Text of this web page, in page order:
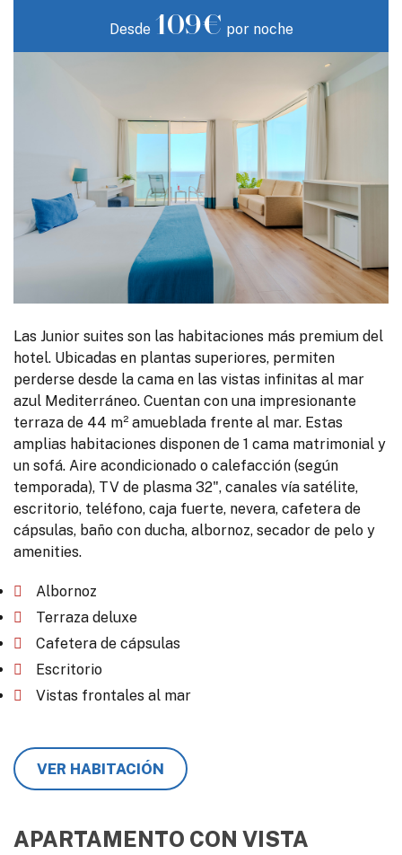
Desde 109€ por noche
Las Junior suites son las habitaciones más premium del
hotel. Ubicadas en plantas superiores, permiten
perderse desde la cama en las vistas infinitas al mar
azul Mediterráneo. Cuentan con una impresionante
terraza de 44 m² amueblada frente al mar. Estas
amplias habitaciones disponen de 1 cama matrimonial y
un sofá. Aire acondicionado o calefacción (según
temporada), TV de plasma 32", canales vía satélite,
escritorio, teléfono, caja fuerte, nevera, cafetera de
cápsulas, baño con ducha, albornoz, secador de pelo y
amenities.
Albornoz
Terraza deluxe
Cafetera de cápsulas
Escritorio
Vistas frontales al mar
VER HABITACIÓN
APARTAMENTO CON VISTA